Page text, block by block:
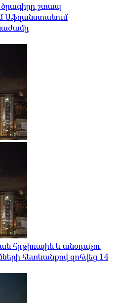
շտապ
Աֆղանստանում
հրթիռային և անօդաչու
հետևանքով զոհվեց 14